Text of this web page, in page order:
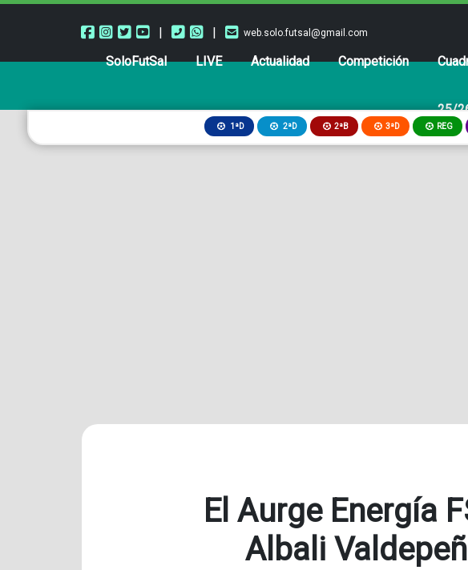
| | web.solo.futsal@gmail.com
SoloFutSal LIVE Actualidad Competición
25/
1ªD 2ªD 2ªB 3ªD REG
El Aurge Energía
Albali